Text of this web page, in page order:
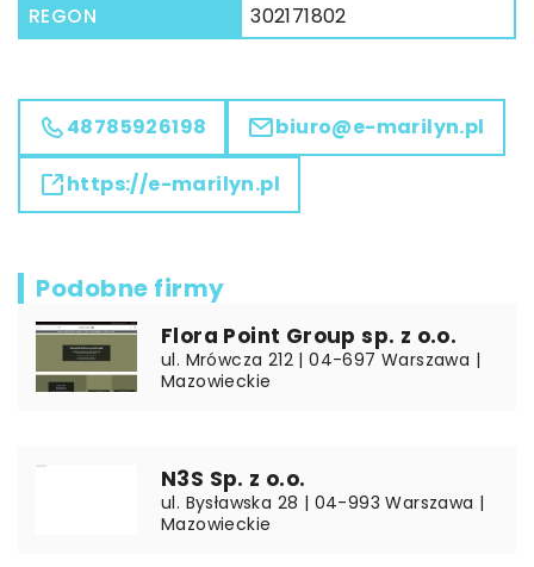
REGON
302171802
48785926198 biuro@e-marilyn.pl
https://e-marilyn.pl
Podobne firmy
Flora Point Group sp. z o.o.
ul. Mrówcza 212 | 04-697 Warszawa |
Mazowieckie
N3S Sp. z o.o.
ul. Bysławska 28 | 04-993 Warszawa |
Mazowieckie